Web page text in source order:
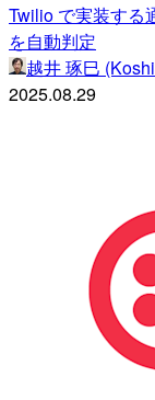
Twilio で実装する
を自動判定
越井 琢巳
2025.08.29